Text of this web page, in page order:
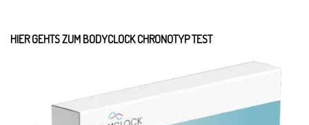
HIER GEHTS ZUM BODYCLOCK CHRONOTYP TEST